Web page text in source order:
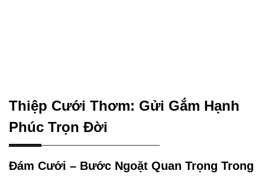
Thiệp Cưới Thơm: Gửi Gắm Hạnh
Phúc Trọn Đời
Đám Cưới – Bước Ngoặt Quan Trọng Trong